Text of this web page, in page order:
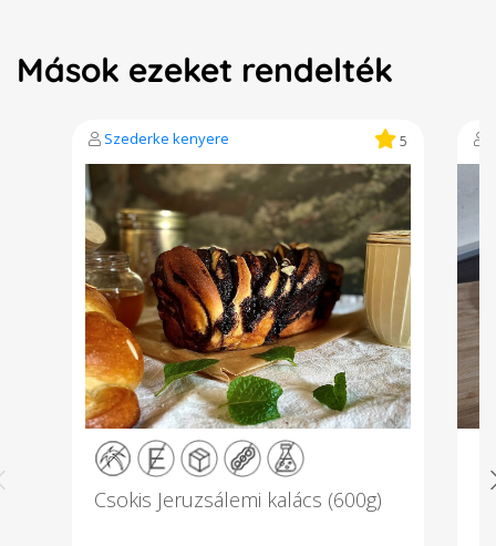
Mások ezeket rendelték
Szederke kenyere 5
Csokis Jeruzsálemi kalács (600g)